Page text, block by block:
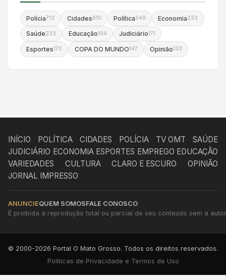
Polícia713 Cidades610 Política549 Economia233
Saúde233 Educação194 Judiciário171
Esportes170 COPA DO MUNDO147 Opinião133
INÍCIO POLÍTICA CIDADES POLÍCIA TV OMT
SAÚDE
JUDICIÁRIO ECONOMIA ESPORTES EMPREGO EDUCAÇÃO
VARIEDADES
CULTURA CLARO E ESCURO
OPINIÃO
JORNAL IMPRESSO
ANUNCIEQUEM SOMOSFALE CONOSCO
É proibida a reprodução total ou parcial de seu conteúdo sem a
© 2000-2026 Portal O Mato Grosso. Todos os direitos reservados.
Políticas de Privacidade e Termos de Uso